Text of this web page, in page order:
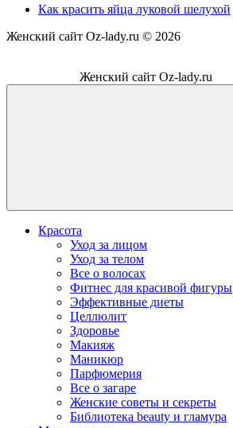
Как красить яйца луковой шелухой
Женский сайт Oz-lady.ru © 2026
Женский сайт Oz-lady.ru
Красота
Уход за лицом
Уход за телом
Все о волосах
Фитнес для красивой фигуры
Эффективные диеты
Целлюлит
Здоровье
Макияж
Маникюр
Парфюмерия
Все о загаре
Женские советы и секреты
Библиотека beauty и гламура